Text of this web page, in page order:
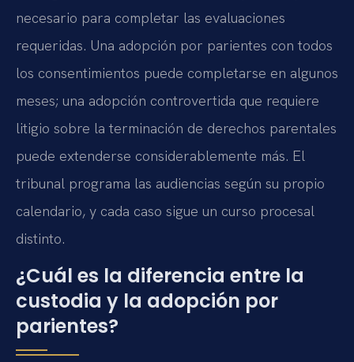
necesario para completar las evaluaciones
requeridas. Una adopción por parientes con todos
los consentimientos puede completarse en algunos
meses; una adopción controvertida que requiere
litigio sobre la terminación de derechos parentales
puede extenderse considerablemente más. El
tribunal programa las audiencias según su propio
calendario, y cada caso sigue un curso procesal
distinto.
¿Cuál es la diferencia entre la
custodia y la adopción por
parientes?